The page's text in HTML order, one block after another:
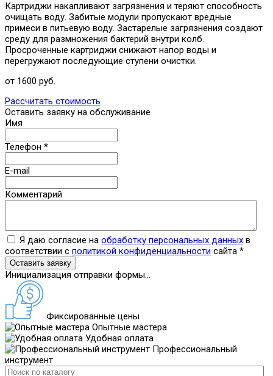
Картриджи накапливают загрязнения и теряют способность
очищать воду. Забитые модули пропускают вредные
примеси в питьевую воду. Застарелые загрязнения создают
среду для размножения бактерий внутри колб.
Просроченные картриджи снижают напор воды и
перегружают последующие ступени очистки.
от 1600 руб.
Рассчитать стоимость
Оставить заявку на обслуживание
Имя
Телефон *
E-mail
Комментарий
Я даю согласие на обработку персональных данных в
соответствии с политикой конфиденциальности сайта *
Оставить заявку
Инициализация отправки формы...
Фиксированные цены
Опытные мастера
Удобная оплата
Профессиональный
инструмент